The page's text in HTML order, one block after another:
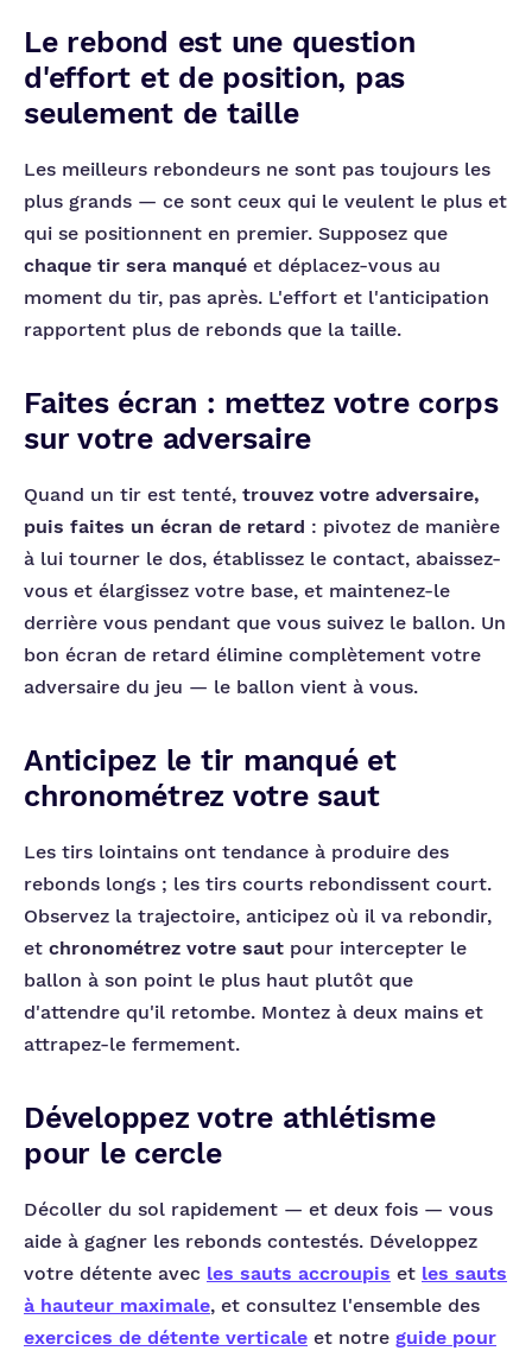
Le rebond est une question
d'effort et de position, pas
seulement de taille
Les meilleurs rebondeurs ne sont pas toujours les
plus grands — ce sont ceux qui le veulent le plus et
qui se positionnent en premier. Supposez que
chaque tir sera manqué et déplacez-vous au
moment du tir, pas après. L'effort et l'anticipation
rapportent plus de rebonds que la taille.
Faites écran : mettez votre corps
sur votre adversaire
Quand un tir est tenté, trouvez votre adversaire,
puis faites un écran de retard : pivotez de manière
à lui tourner le dos, établissez le contact, abaissez-
vous et élargissez votre base, et maintenez-le
derrière vous pendant que vous suivez le ballon. Un
bon écran de retard élimine complètement votre
adversaire du jeu — le ballon vient à vous.
Anticipez le tir manqué et
chronométrez votre saut
Les tirs lointains ont tendance à produire des
rebonds longs ; les tirs courts rebondissent court.
Observez la trajectoire, anticipez où il va rebondir,
et chronométrez votre saut pour intercepter le
ballon à son point le plus haut plutôt que
d'attendre qu'il retombe. Montez à deux mains et
attrapez-le fermement.
Développez votre athlétisme
pour le cercle
Décoller du sol rapidement — et deux fois — vous
aide à gagner les rebonds contestés. Développez
votre détente avec les sauts accroupis et les sauts
à hauteur maximale, et consultez l'ensemble des
exercices de détente verticale et notre guide pour